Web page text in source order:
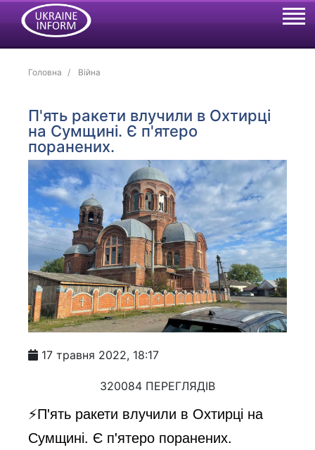
Головна Війна
П'ять ракети влучили в Охтирці
на Сумщині. Є п'ятеро
поранених.
17 травня 2022, 18:17
320084 ПЕРЕГЛЯДІВ
⚡️П'ять ракети влучили в Охтирці на
Сумщині. Є п'ятеро поранених.